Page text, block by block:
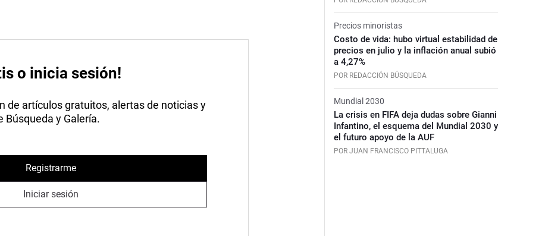
o inicia sesión!
de artículos gratuitos, alertas de noticias y
Búsqueda y Galería.
Registrarme
Iniciar sesión
Precios minoristas
Costo de vida: hubo virtual estabilidad de
precios en julio y la inflación anual subió
a 4,27%
POR REDACCIÓN BÚSQUEDA
Mundial 2030
La crisis en FIFA deja dudas sobre Gianni
Infantino, el esquema del Mundial 2030 y
el futuro apoyo de la AUF
POR JUAN FRANCISCO PITTALUGA